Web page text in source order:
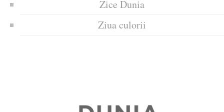
Zice Dunia
Ziua culorii